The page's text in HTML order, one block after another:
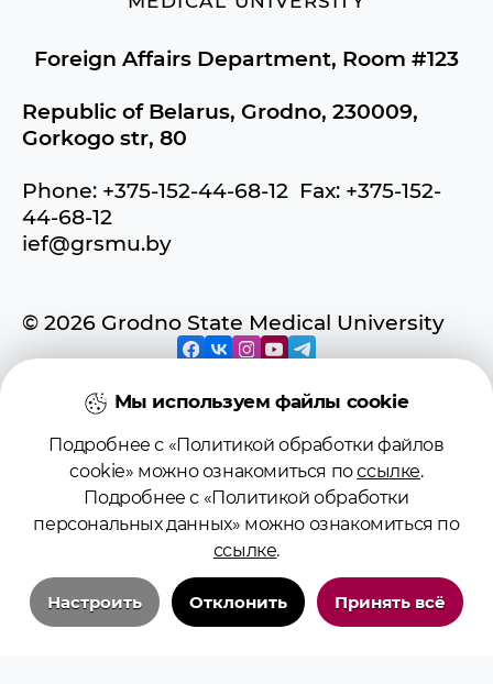
Foreign Affairs Department, Room #123
Republic of Belarus, Grodno, 230009,
Gorkogo str, 80
Phone: +375-152-44-68-12 Fax: +375-152-
44-68-12
ief@grsmu.by
© 2026 Grodno State Medical University
© 2026 Учреждение образования
«Гродненский государственный
медицинский университет»
Регистрационное свидетельство №
4141710567 от 04.01.2017
Государственного регистра
Мы используем файлы cookie
Подробнее с «Политикой обработки файлов
cookie» можно ознакомиться поссылке.
Подробнее с «Политикой обработки
персональных данных» можно ознакомиться по
ссылке.
Настроить Отклонить Принять всё